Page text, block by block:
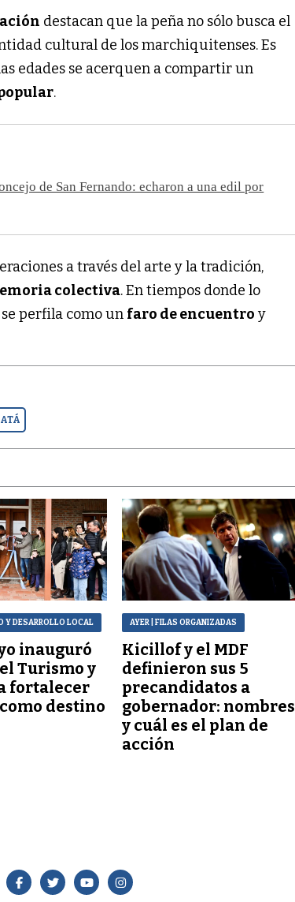
destacan que la peña no sólo busca el
cultural de los marchiquitenses. Es
edades se acerquen a compartir un
.
de San Fernando: echaron a una edil por
a través del arte y la tradición,
colectiva. En tiempos donde lo
perfila como un faro de encuentro y
Y DESARROLLO LOCAL
inauguró
Turismo y
fortalecer
destino
AYER | FILAS ORGANIZADAS
Kicillof y el MDF
definieron sus 5
precandidatos a
gobernador: nombres
y cuál es el plan de
acción